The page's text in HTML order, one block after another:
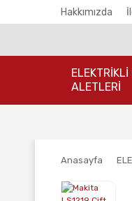
Hakkımızda
ELEKTRİKLİ
ALETLERİ
Anasayfa